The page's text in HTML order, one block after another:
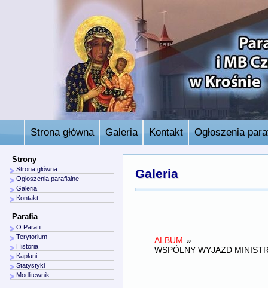
Strona główna Galeria Kontakt Ogłoszenia
Galeria
ALBUM »
WSPÓLNY WYJAZD
Strony
Strona główna
Ogłoszenia parafialne
Galeria
Kontakt
Parafia
O Parafii
Terytorium
Historia
Kapłani
Statystyki
Modlitewnik